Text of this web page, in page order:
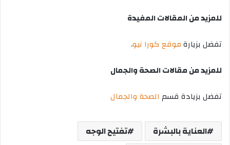
للمزيد من المقالات المفيدة
تفضل بزيارةموقع كورا نيو.
للمزيد من مقالات الصحة والجمال
تفضل بزيادة قسم الصحة والجمال
العناية بالبشرة
تفتيح الوجه